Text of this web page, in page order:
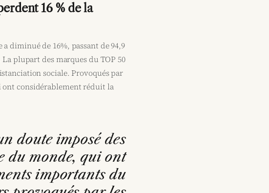
16 % de la
diminué de 16%, passant de 94,9
La plupart des marques duTOP 50
sociale. Provoqués par
ont considérablement réduit la
doute imposé des
du monde, qui ont
importants du